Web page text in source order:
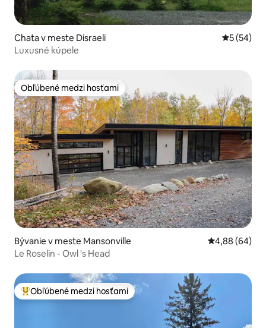
Chata v meste Disraeli
5 (54)
Luxusné kúpele
Obľúbené medzi hosťami
Obľúbené medzi hosťami
Bývanie v meste Mansonville Priemerné
4,88 (64)
Le Roselin - Owl 's Head
Najobľúbenejšie medzi hosťami
Obľúbené medzi hosťami